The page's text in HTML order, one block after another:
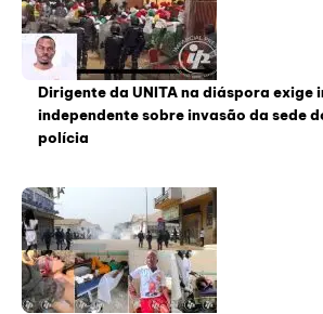
Dirigente da UNITA na diáspora exige
independente sobre invasão da sede
polícia